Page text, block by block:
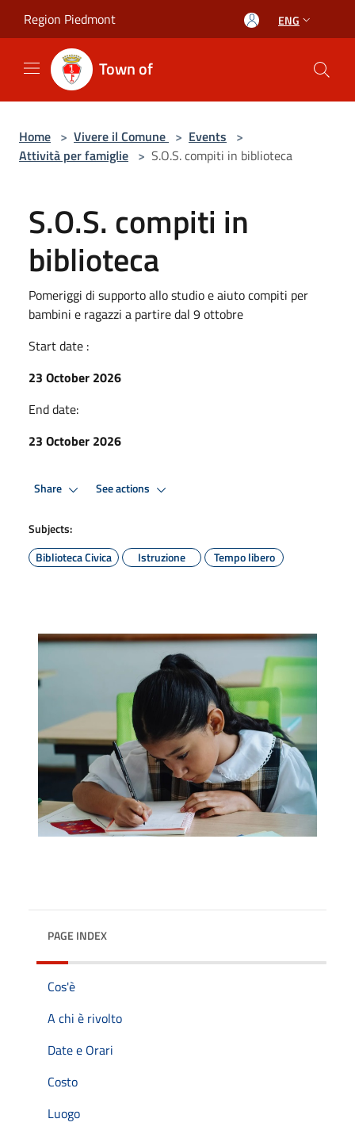
Region Piedmont ENG
Town of
Home > Vivere il Comune > Events >
Attività per famiglie > S.O.S. compiti in biblioteca
S.O.S. compiti in
biblioteca
Pomeriggi di supporto allo studio e aiuto compiti per
bambini e ragazzi a partire dal 9 ottobre
Start date :
23 October 2026
End date:
23 October 2026
Share See actions
Subjects:
Biblioteca Civica
Istruzione Tempo libero
PAGE INDEX
Cos'è
A chi è rivolto
Date e Orari
Costo
Luogo